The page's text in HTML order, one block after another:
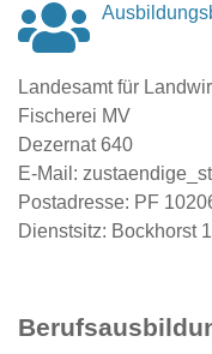
Landesamt für
Fischerei MV
Dezernat 640
E-Mail:
Postadresse: PF
Dienstsitz: Bockhorst